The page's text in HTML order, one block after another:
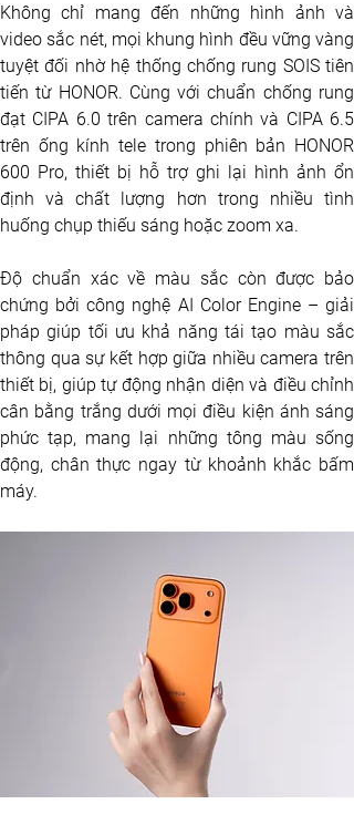
Không chỉ mang đến những hình ảnh và
video sắc nét, mọi khung hình đều vững vàng
tuyệt đối nhờ hệ thống chống rung SOIS tiên
tiến từ HONOR. Cùng với chuẩn chống rung
đạt CIPA 6.0 trên camera chính và CIPA 6.5
trên ống kính tele trong phiên bản HONOR
600 Pro, thiết bị hỗ trợ ghi lại hình ảnh ổn
định và chất lượng hơn trong nhiều tình
huống chụp thiếu sáng hoặc zoom xa.
Độ chuẩn xác về màu sắc còn được bảo
chứng bởi công nghệ AI Color Engine – giải
pháp giúp tối ưu khả năng tái tạo màu sắc
thông qua sự kết hợp giữa nhiều camera trên
thiết bị, giúp tự động nhận diện và điều chỉnh
cân bằng trắng dưới mọi điều kiện ánh sáng
phức tạp, mang lại những tông màu sống
động, chân thực ngay từ khoảnh khắc bấm
máy.